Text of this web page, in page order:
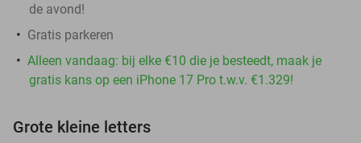
de avond!
Gratis parkeren
Alleen vandaag: bij elke €10 die je besteedt, maak je
gratis kans op een iPhone 17 Pro t.w.v. €1.329!
Grote kleine letters